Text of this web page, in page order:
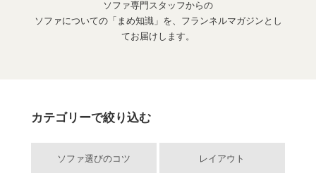
ソファ専門スタッフからの
ソファについての「まめ知識」を、フランネルマガジンとし
てお届けします。
カテゴリーで絞り込む
ソファ選びのコツ レイアウト